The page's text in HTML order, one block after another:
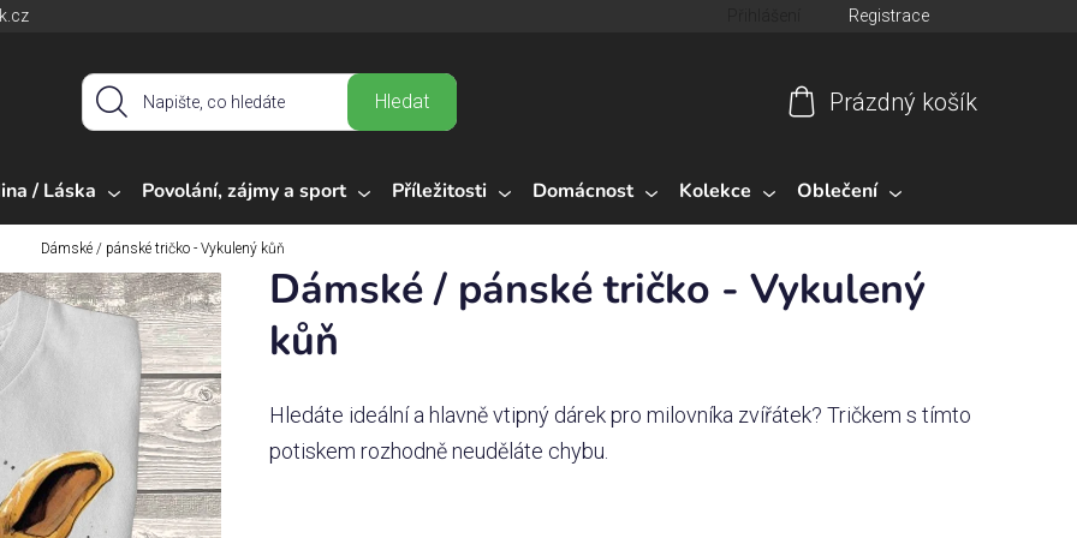
Registrace
Hledat
košík
Prázdný košík
/ Láska Povolání, zájmy a sport Příležitosti Domácnost Kolekce Oblečení
Dámské / pánské tričko - Vykulený kůň
Dámské / pánské tričko - Vykulený
kůň
Hledáte ideální a hlavně vtipný dárek pro milovníka zvířátek? Tričkem s tímto
potiskem rozhodně neuděláte chybu.